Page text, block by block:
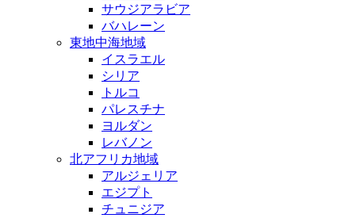
サウジアラビア
バハレーン
東地中海地域
イスラエル
シリア
トルコ
パレスチナ
ヨルダン
レバノン
北アフリカ地域
アルジェリア
エジプト
チュニジア